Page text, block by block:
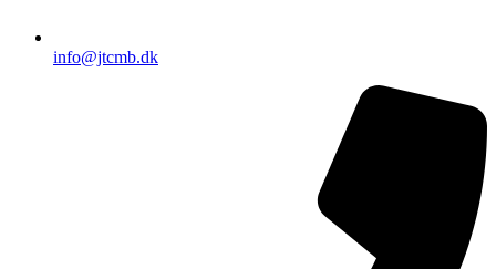
info@jtcmb.dk